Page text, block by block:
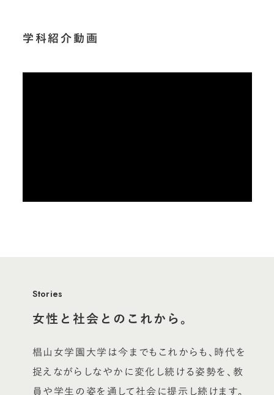
学科紹介動画
Stories
女性と社会とのこれから。
椙山女学園大学は今までもこれからも、時代を
捉えながらしなやかに変化し続ける姿勢を、教
員や学生の姿を通して社会に提示し続けます。